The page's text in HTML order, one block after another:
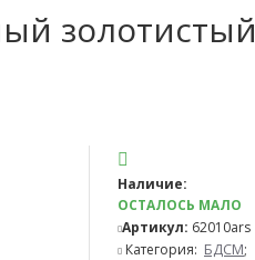
золотистый
Наличие:
ОСТАЛОСЬ МАЛО
Артикул: 62010ars
Категория: БДСМ;